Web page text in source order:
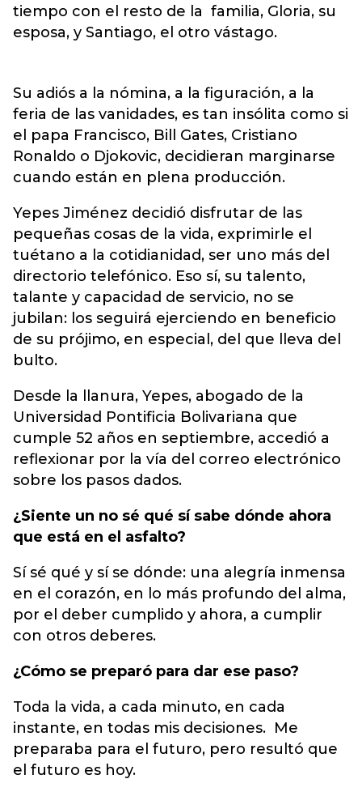
tiempo con el resto de la familia, Gloria, su
esposa, y Santiago, el otro vástago.
Su adiós a la nómina, a la figuración, a la
feria de las vanidades, es tan insólita como si
el papa Francisco, Bill Gates, Cristiano
Ronaldo o Djokovic, decidieran marginarse
cuando están en plena producción.
Yepes Jiménez decidió disfrutar de las
pequeñas cosas de la vida, exprimirle el
tuétano a la cotidianidad, ser uno más del
directorio telefónico. Eso sí, su talento,
talante y capacidad de servicio, no se
jubilan: los seguirá ejerciendo en beneficio
de su prójimo, en especial, del que lleva del
bulto.
Desde la llanura, Yepes, abogado de la
Universidad Pontificia Bolivariana que
cumple 52 años en septiembre, accedió a
reflexionar por la vía del correo electrónico
sobre los pasos dados.
¿Siente un no sé qué sí sabe dónde ahora
que está en el asfalto?
Sí sé qué y sí se dónde: una alegría inmensa
en el corazón, en lo más profundo del alma,
por el deber cumplido y ahora, a cumplir
con otros deberes.
¿Cómo se preparó para dar ese paso?
Toda la vida, a cada minuto, en cada
instante, en todas mis decisiones. Me
preparaba para el futuro, pero resultó que
el futuro es hoy.